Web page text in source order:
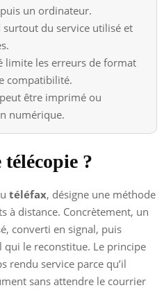
un ordinateur.
surtout du service utilisé et
limite les erreurs de format
compatibilité.
être imprimé ou
numérique.
télécopie ?
téléfax, désigne une méthode
à distance. Concrètement, un
converti en signal, puis
le reconstitue. Le principe
rendu service parce qu’il
sans attendre le courrier